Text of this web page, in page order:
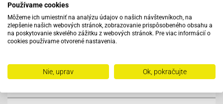
Katalógové čislo: NK900.52
Používame cookies
Môžeme ich umiestniť na analýzu údajov o našich návštevníkoch, na
zlepšenie našich webových stránok, zobrazovanie prispôsobeného obsahu a
na poskytovanie skvelého zážitku z webových stránok. Pre viac informácií o
cookies používame otvorené nastavenia.
Nie, uprav Ok, pokračujte